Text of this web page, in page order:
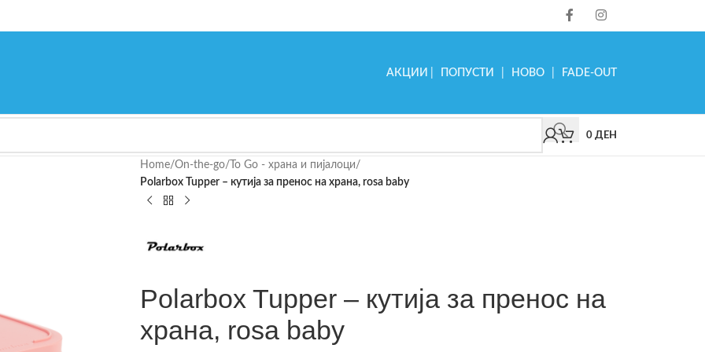
АКЦИИ ПОПУСТИ НОВО FADE-OUT
0 ДЕН
Home/On-the-go/ To Go - храна и пијалоци/
Polarbox Tupper – кутија за пренос на храна, rosa baby
Polarbox Tupper – кутија за пренос на
храна, rosa baby